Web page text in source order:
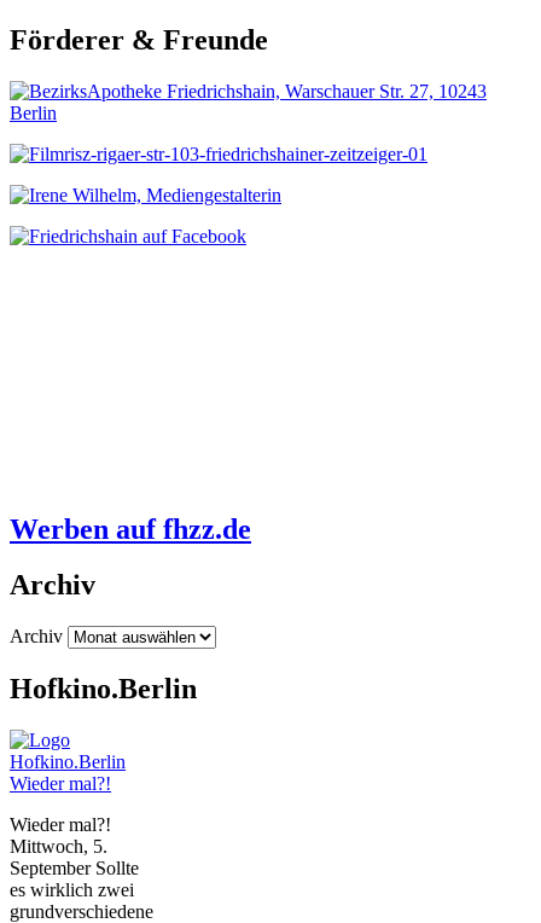
Förderer & Freunde
Werben auf fhzz.de
Archiv
Archiv
Hofkino.Berlin
Wieder mal?!
Wieder mal?!
Mittwoch, 5.
September Sollte
es wirklich zwei
grundverschiedene